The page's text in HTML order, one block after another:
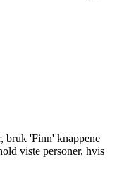
bruk 'Finn' knappene
viste personer, hvis